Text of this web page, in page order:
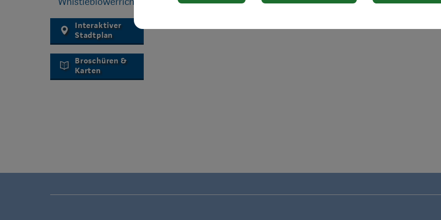
Interaktiver
Stadtplan
Broschüren &
Karten